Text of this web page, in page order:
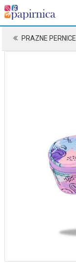
PRAZNE PERNICE